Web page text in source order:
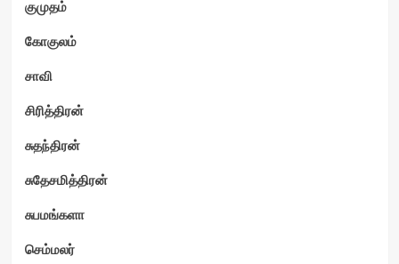
குமுதம்
கோகுலம்
சாவி
சிரித்திரன்
சுதந்திரன்
சுதேசமித்திரன்
சுபமங்களா
செம்மலர்